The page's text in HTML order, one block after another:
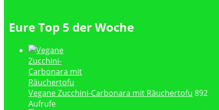
Eure Top 5 der Woche
Vegane Zucchini-Carbonara mit Räuchertofu 892
Aufrufe